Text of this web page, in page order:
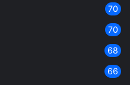
70
70
68
66